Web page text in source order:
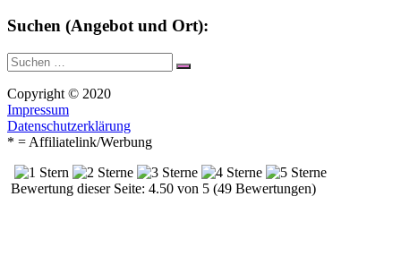
Suchen (Angebot und Ort):
Suche
nach:
Suchen
Copyright © 2020
Impressum
Datenschutzerklärung
* = Affiliatelink/Werbung
Bewertung dieser Seite: 4.50 von 5 (49 Bewertungen)